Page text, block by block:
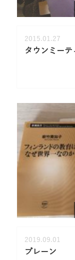
2015.01.27
タウンミーテ
2019.09.01
ブレーン